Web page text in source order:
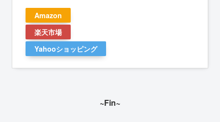
Amazon
楽天市場
Yahooショッピング
~Fin~